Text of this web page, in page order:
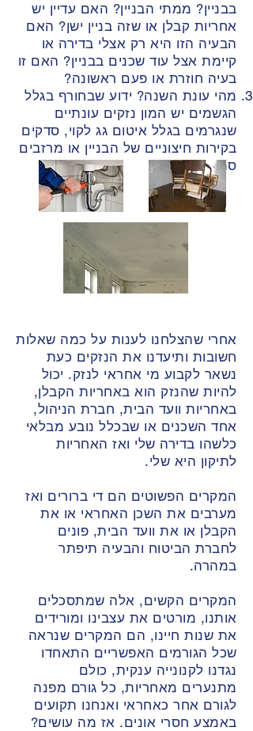
בבניין? ממתי הבניין? האם עדיין יש
אחריות קבלן או שזה בניין ישן? האם
הבעיה הזו היא רק אצלי בדירה או
קיימת אצל עוד שכנים בבניין? האם זו
בעיה חוזרת או פעם ראשונה?
מהי עונת השנה? ידוע שבחורף בגלל
הגשמים יש המון נזקים עונתיים
שנגרמים בגלל איטום גג לקוי, סדקים
בקירות חיצוניים של הבניין או מרזבים
סתומים.
אחרי שהצלחנו לענות על כמה שאלות
חשובות ותיעדנו את הנזקים כעת
נשאר לקבוע מי אחראי לנזק. יכול
להיות שהנזק הוא באחריות הקבלן,
באחריות וועד הבית, חברת הניהול,
אחד השכנים או שבכלל נובע מבלאי
כלשהו בדירה שלי ואז האחריות
לתיקון היא שלי.
המקרים הפשוטים הם די ברורים ואז
מערבים את השכן האחראי או את
הקבלן או את וועד הבית, פונים
לחברת הביטוח והבעיה תיפתר
במהרה.
המקרים הקשים, אלה שמתסכלים
אותנו, מורטים את עצבינו ומורידים
את שנות חיינו, הם המקרים שנראה
שכל הגורמים האפשריים התאחדו
נגדנו לקנונייה ענקית, כולם
מתנערים מאחריות, כל גורם מפנה
לגורם אחר כאחראי ואנחנו תקועים
באמצע חסרי אונים. אז מה עושים?